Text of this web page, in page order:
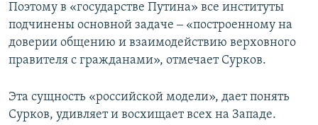
Поэтому в «государстве Путина» все институты
подчинены основной задаче ‒ «построенному на
доверии общению и взаимодействию верховного
правителя с гражданами», отмечает Сурков.
Эта сущность «российской модели», дает понять
Сурков, удивляет и восхищает всех на Западе.